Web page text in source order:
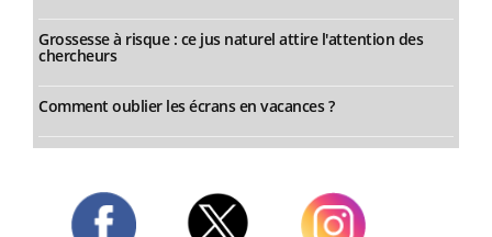
Grossesse à risque : ce jus naturel attire l'attention des
chercheurs
Comment oublier les écrans en vacances ?